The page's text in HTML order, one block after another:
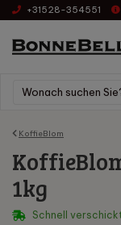
+31528-354551
KoffieBlom
1kg
Schnell